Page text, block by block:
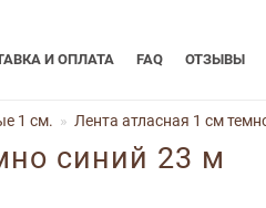
И ОПЛАТА FAQ ОТЗЫВЫ
1 см. Лента атласная 1 см
синий 23 м